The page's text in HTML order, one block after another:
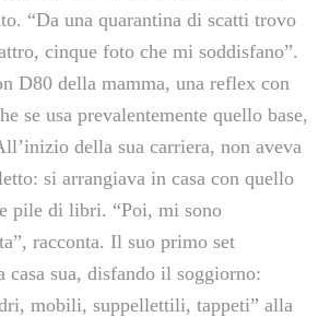
“Da una quarantina di scatti trovo
cinque foto che mi soddisfano”.
D80 della mamma, una reflex con
se usa prevalentemente quello base,
della sua carriera, non aveva
si arrangiava in casa con quello
pile di libri. “Poi, mi sono
racconta. Il suo primo set
casa sua, disfando il soggiorno:
mobili, suppellettili, tappeti” alla